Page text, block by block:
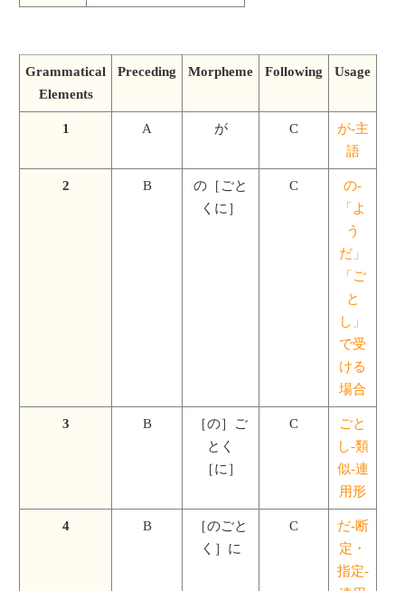
Grammatical
Elements
Preceding Morpheme Following Usage
1 A が C
が-主
語
2 B
の［ごと
くに］
C
の-
「よ
う
だ」
「ご
と
し」
で受
ける
場合
3 B
［の］ご
とく
［に］
C
ごと
し-類
似-連
用形
4 B
［のごと
く］に
C
だ-断
定・
指定-